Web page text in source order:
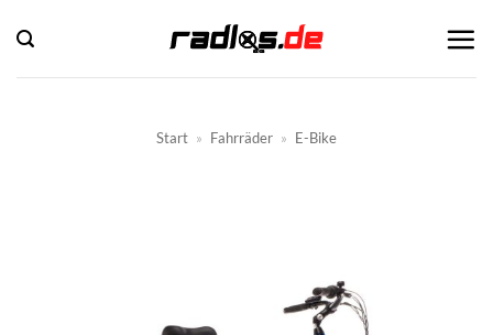
Inhalt
springen
Start » Fahrräder » E-Bike